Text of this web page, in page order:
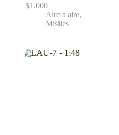
$1.000
Aire a aire,
Misiles